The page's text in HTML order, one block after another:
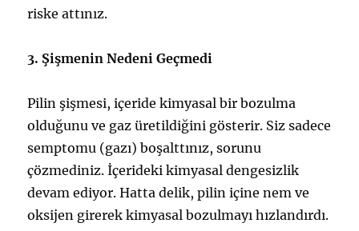
riske attınız.
3. Şişmenin Nedeni Geçmedi
Pilin şişmesi, içeride kimyasal bir bozulma
olduğunu ve gaz üretildiğini gösterir. Siz sadece
semptomu (gazı) boşalttınız, sorunu
çözmediniz. İçerideki kimyasal dengesizlik
devam ediyor. Hatta delik, pilin içine nem ve
oksijen girerek kimyasal bozulmayı hızlandırdı.